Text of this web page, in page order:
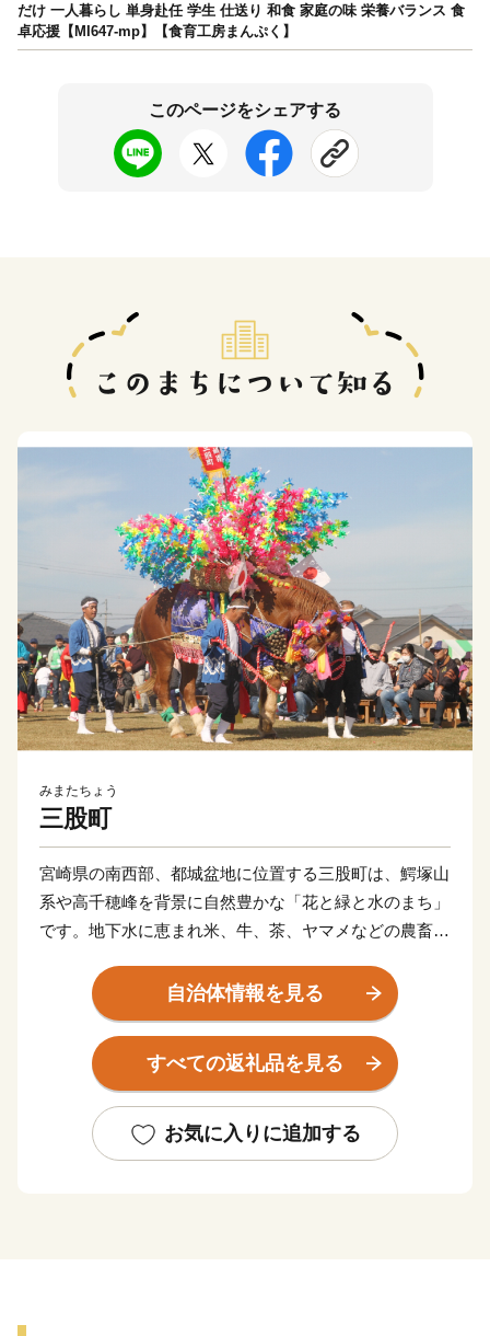
だけ 一人暮らし 単身赴任 学生 仕送り 和食 家庭の味 栄養バランス 食
卓応援【MI647-mp】【食育工房まんぷく】
このページをシェアする
みまたちょう
三股町
宮崎県の南西部、都城盆地に位置する三股町は、鰐塚山
系や高千穂峰を背景に自然豊かな「花と緑と水のまち」
です。地下水に恵まれ米、牛、茶、ヤマメなどの農畜水
り」「棒踊り」など郷土芸能が今もなお各地区で受け継
がれています。車で宮崎空港から６０分、鹿児島空港か
ら７０分程度とアクセスしやすく、県内では住みやすい
まちとしても知られています。ふるさと納税を通じて三
自治体情報を見る
すべての返礼品を見る
お気に入りに追加する